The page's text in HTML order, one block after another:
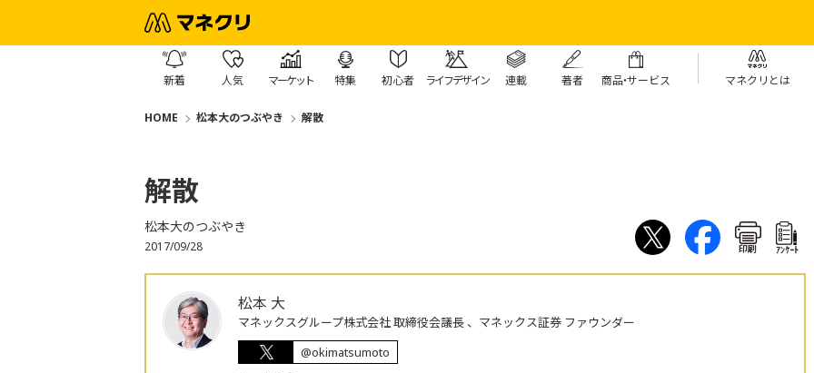
新着 人気 マーケット 特集 初心者 ライフデザイン 連載 著者 商品・サービス マネクリとは
HOME 松本大のつぶやき 解散
解散
松本大のつぶやき
2017/09/28 印刷 ｱﾝｹｰﾄ
松本 大
マネックスグループ株式会社 取締役会議長 、マネックス証券 ファウンダー
@okimatsumoto